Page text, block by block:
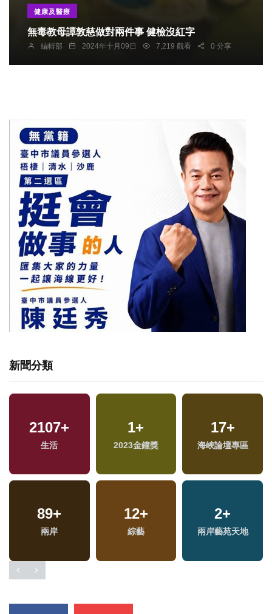
健康及醫療
無毒教母譚敦慈做對兩件事 健檢沒紅字
編輯部 2024年十月09日 7,219 觀看 0 分享
新聞分類
2107+
生活
1+
2023金鐘獎
17+
海峽論壇專區
89+
兩岸
12+
綜藝
2+
兩岸藝苑天地